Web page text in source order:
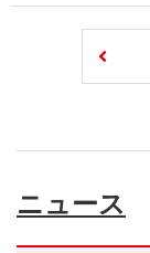
ニュース